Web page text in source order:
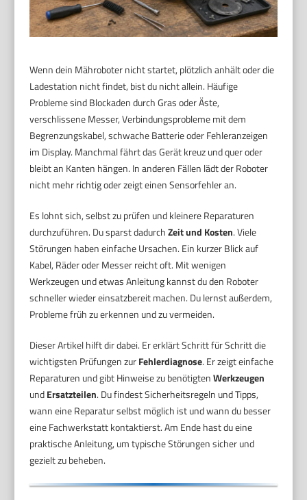
Wenn dein Mähroboter nicht startet, plötzlich anhält oder die
Ladestation nicht findet, bist du nicht allein. Häufige
Probleme sind Blockaden durch Gras oder Äste,
verschlissene Messer, Verbindungsprobleme mit dem
Begrenzungskabel, schwache Batterie oder Fehleranzeigen
im Display. Manchmal fährt das Gerät kreuz und quer oder
bleibt an Kanten hängen. In anderen Fällen lädt der Roboter
nicht mehr richtig oder zeigt einen Sensorfehler an.
Es lohnt sich, selbst zu prüfen und kleinere Reparaturen
durchzuführen. Du sparst dadurchZeit und Kosten. Viele
Störungen haben einfache Ursachen. Ein kurzer Blick auf
Kabel, Räder oder Messer reicht oft. Mit wenigen
Werkzeugen und etwas Anleitung kannst du den Roboter
schneller wieder einsatzbereit machen. Du lernst außerdem,
Probleme früh zu erkennen und zu vermeiden.
Dieser Artikel hilft dir dabei. Er erklärt Schritt für Schritt die
wichtigsten Prüfungen zurFehlerdiagnose. Er zeigt einfache
Reparaturen und gibt Hinweise zu benötigtenWerkzeugen
undErsatzteilen. Du findest Sicherheitsregeln und Tipps,
wann eine Reparatur selbst möglich ist und wann du besser
eine Fachwerkstatt kontaktierst. Am Ende hast du eine
praktische Anleitung, um typische Störungen sicher und
gezielt zu beheben.